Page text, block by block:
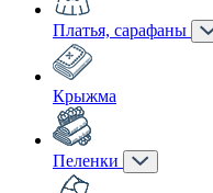
Платья, сарафаны
Крыжма
Пеленки